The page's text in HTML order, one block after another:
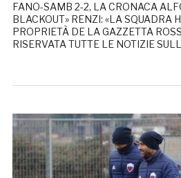
FANO-SAMB 2-2, LA CRONACA
BLACKOUT» RENZI: «LA SQUADRA
PROPRIETÀ DE LA GAZZETTA
RISERVATA TUTTE LE NOTIZIE